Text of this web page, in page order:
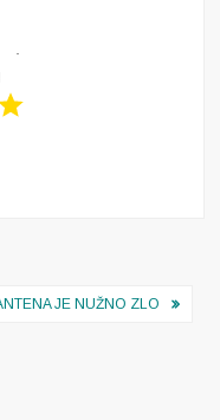
JE NUŽNO ZLO